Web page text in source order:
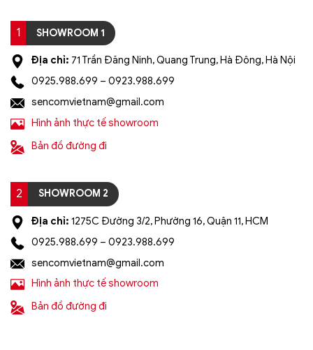
1 SHOWROOM 1
Địa chỉ: 71 Trần Đăng Ninh, Quang Trung, Hà Đông, Hà Nội
0925.988.699 – 0923.988.699
sencomvietnam@gmail.com
Hình ảnh thực tế showroom
Bản đồ đường đi
2 SHOWROOM 2
Địa chỉ: 1275C Đường 3/2, Phường 16, Quận 11, HCM
0925.988.699 – 0923.988.699
sencomvietnam@gmail.com
Hình ảnh thực tế showroom
Bản đồ đường đi